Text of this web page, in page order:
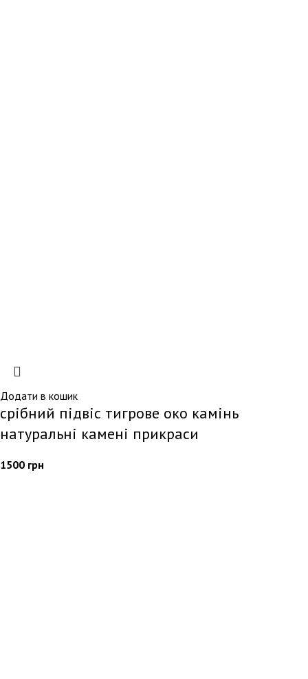
Додати в кошик
срібний підвіс тигрове око камінь
натуральні камені прикраси
1500 грн